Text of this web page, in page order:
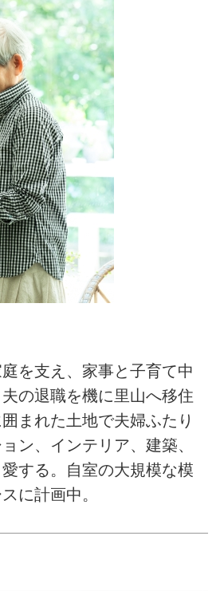
を支え、家事と子育て中
の退職を機に里山へ移住
まれた土地で夫婦ふたり
ン、インテリア、建築、
する。自室の大規模な模
に計画中。